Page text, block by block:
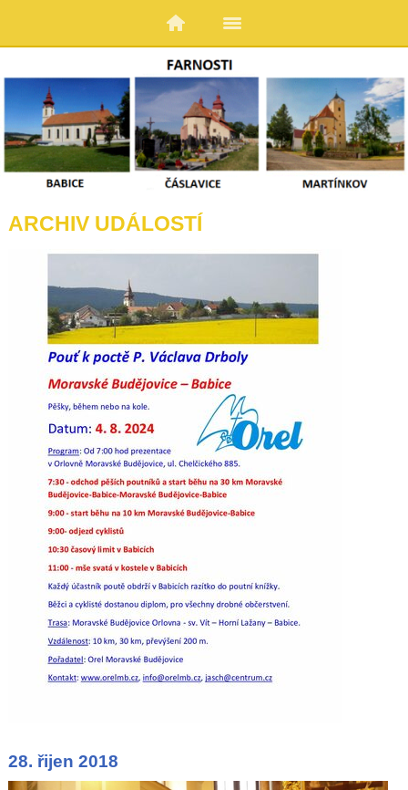
ARCHIV UDÁLOSTÍ
28. řijen 2018